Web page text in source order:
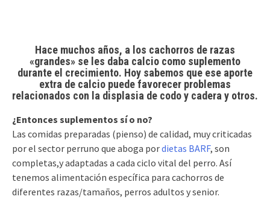
Hace muchos años, a los cachorros de razas
«grandes» se les daba calcio como suplemento
durante el crecimiento. Hoy sabemos que ese aporte
extra de calcio puede favorecer problemas
relacionados con la displasia de codo y cadera y otros.
¿Entonces suplementos sí o no?
Las comidas preparadas (pienso) de calidad, muy criticadas
por el sector perruno que aboga pordietas BARF, son
completas,y adaptadas a cada ciclo vital del perro. Así
tenemos alimentación específica para cachorros de
diferentes razas/tamaños, perros adultos y senior.